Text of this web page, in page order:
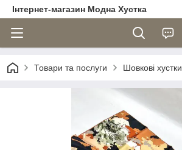
Інтернет-магазин Модна Хустка
Товари та послуги Шовкові хустки